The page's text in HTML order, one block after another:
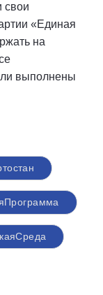
свои
«Единая
на
выполнены